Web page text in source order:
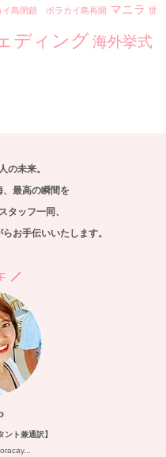
イ島閉鎖 ボラカイ島再開 マニラ 世
ディング 海外挙式
の未来。
、最高の瞬間を
タッフ一同、
お手伝いいたします。
ント兼通訳】